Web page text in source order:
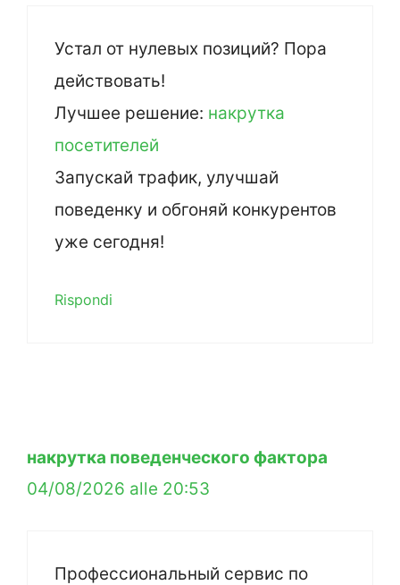
Устал от нулевых позиций? Пора
действовать!
Лучшее решение: накрутка
посетителей
Запускай трафик, улучшай
поведенку и обгоняй конкурентов
уже сегодня!
Rispondi
накрутка поведенческого фактора
04/08/2026 alle 20:53
Профессиональный сервис по